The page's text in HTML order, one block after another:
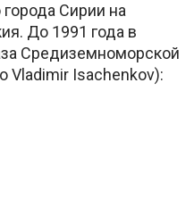
города Сирии на
До 1991 года в
Средиземноморской
Isachenkov):